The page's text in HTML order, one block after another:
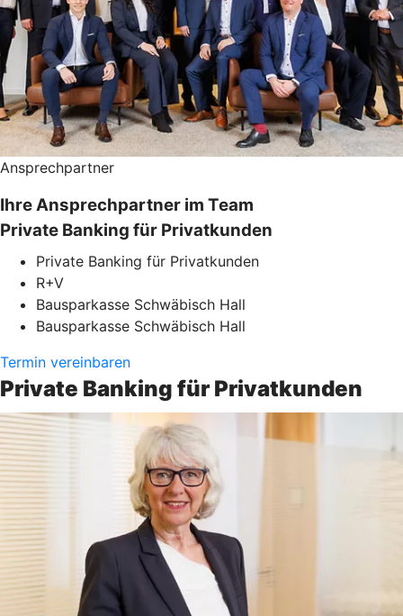
Ansprechpartner
Ihre Ansprechpartner im Team
Private Banking für Privatkunden
Private Banking für Privatkunden
R+V
Bausparkasse Schwäbisch Hall
Bausparkasse Schwäbisch Hall
Termin vereinbaren
Private Banking für Privatkunden